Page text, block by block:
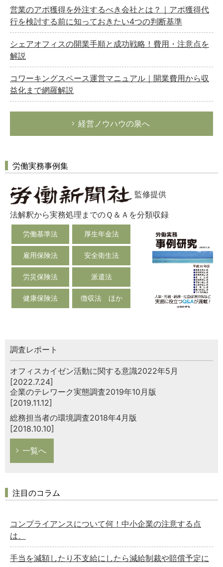
営業のアポ獲得を外注するべき会社とは？｜アポ獲得代
行を検討する前に知っておきたい4つの判断基準
シェアオフィスの開業手順と成功戦略！費用・注意点を
解説
コワーキングスペース運営マニュアル｜開業費用から収
益化まで網羅解説
経営ノウハウの泉へ
労働実務事例集
監修提供
法解釈から実務処理までのＱ＆Ａを分類収録
労働基準法 厚生年金法
雇用保険法 安全衛生法
労災保険法 派遣法
健康保険法 徴収法 ほか
調査レポート
オフィスカイゼン活動に関する意識2022年5月
[2022.7.24]
企業のテレワーク実態調査2019年10月版
[2019.11.12]
総務担当者の環境調査2018年4月版
[2018.10.10]
一覧へ
注目のコラム
コンプライアンスについて何！中小企業の注意する点
は、
手当を減額したり不支給にしたら減給制裁や賠償予定に